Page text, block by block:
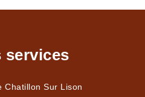
services
Chatillon Sur Lison